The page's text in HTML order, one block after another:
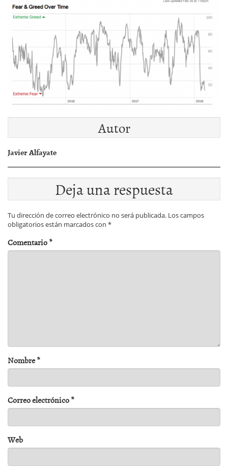
Autor
Javier Alfayate
Deja una respuesta
Tu dirección de correo electrónico no será publicada. Los campos
obligatorios están marcados con *
Comentario*
Nombre*
Correo electrónico*
Web